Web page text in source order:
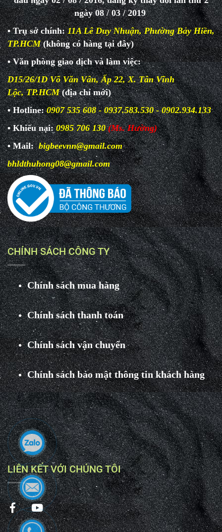
ngày 08 / 03 / 2019
• Trụ sở chính:11A Lê Duy Nhuận, Phường Bảy Hiền,
TP.HCM (không có hàng tại đây)
• Văn phòng giao dịch và làmviệc:
D15/26/1D Võ Văn Vân, Ấp 22, X. Tân Vĩnh
Lộc, TP.HCM(địa chỉ mới)
• Hotline:0907 535 608 - 0937.583.530 - 0902.934.133
• Khiếu nại: 0985 706 130 (Ms. Hường)
• Mail:bigbeevnn@gmail.com
bhldthuhong08@gmail.com
CHÍNH SÁCH CÔNG TY
Chính sách mua hàng
Chính sách thanh toán
Chính sách vận chuyển
Chính sách bảo mật thông tin khách hàng
LIÊN KẾT VỚI CHÚNG TÔI